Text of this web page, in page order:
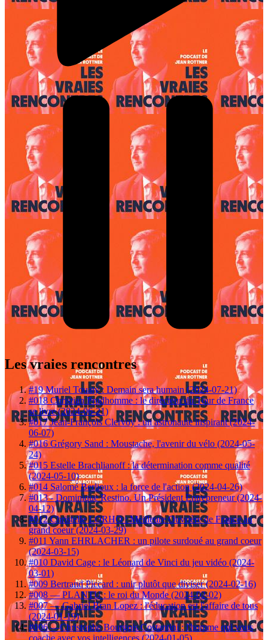
Les vraies rencontres
#19 Muriel Touaty : Demain sera humain (2024-07-21)
#018 Christian Prudhomme : le directeur du Tour de France
se livre (2024-06-21)
#017 Jean-François Clervoy : un astronaute inspirant (2024-
06-07)
#016 Grégory Sand : Moustache, l'avenir du vélo (2024-05-
24)
#015 Estelle Brachlianoff : la détermination comme qualité
(2024-05-10)
#014 Salomé Berlioux : la force de l'action (2024-04-26)
#013 - Dominique Restino. Un Président Entrepreneur (2024-
04-12)
#012 Christelle LORHO : Meilleure Ouvrière de France au
grand coeur (2024-03-29)
#011 Yann EHRLACHER : un pilote surdoué au grand coeur
(2024-03-15)
#010 David Cage : le Léonard de Vinci du jeu vidéo (2024-
03-01)
#009 Bertrand Piccard : unir plutôt que diviser (2024-02-16)
#008 — PLANTU : le roi du Monde (2024-02-02)
#007 — Gabriel Bran Lopez : l'éducation est l'affaire de tous
(2024-01-19)
#006 —Christophe Bourgois Costantini : l'homme qui vous
coache avec vos intelligences (2024-01-05)